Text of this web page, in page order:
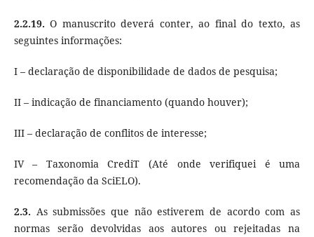
2.2.19. O manuscrito deverá conter, ao final do texto, as
seguintes informações:
I – declaração de disponibilidade de dados de pesquisa;
II – indicação de financiamento (quando houver);
III – declaração de conflitos de interesse;
IV – Taxonomia CrediT (Até onde verifiquei é uma
recomendação da SciELO).
2.3. As submissões que não estiverem de acordo com as
normas serão devolvidas aos autores ou rejeitadas na